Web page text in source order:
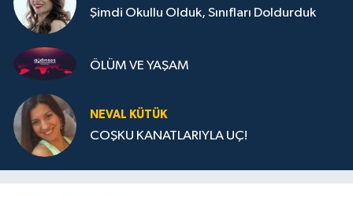
Şimdi Okullu Olduk, Sınıfları Doldurduk
ÖLÜM VE YAŞAM
NEVAL KÜTÜK
COŞKU KANATLARIYLA UÇ!